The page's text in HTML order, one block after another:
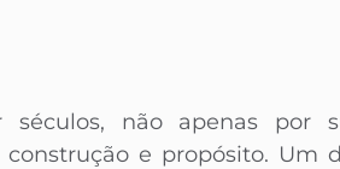
não apenas por
e propósito. Um